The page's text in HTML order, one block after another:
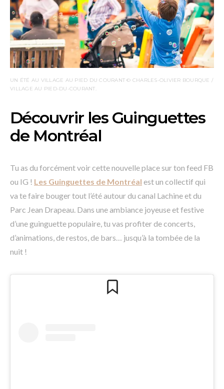
UN ÉTÉ AU VILLAGE AU PIED DU COURANT © CHARLES-OLIVIER BOURQUE /
VILLAGE AU PIED-DU-COURANT.
Découvrir les Guinguettes
de Montréal
Tu as du forcément voir cette nouvelle place sur ton feed FB
ou IG ! Les Guinguettes de Montréal est un collectif qui
va te faire bouger tout l’été autour du canal Lachine et du
Parc Jean Drapeau. Dans une ambiance joyeuse et festive
d’une guinguette populaire, tu vas profiter de concerts,
d’animations, de restos, de bars… jusqu’à la tombée de la
nuit !